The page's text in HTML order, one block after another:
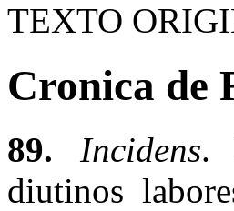
TEXTO
Cronica de
89. Incidens.
diutinos